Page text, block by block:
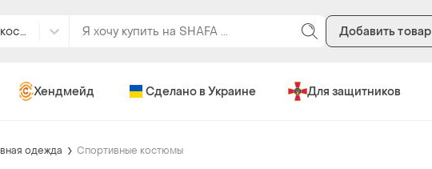
Спортивные костюмы Добавить товар
Хендмейд Сделано в Украине Для защитников
одежда Спортивные костюмы